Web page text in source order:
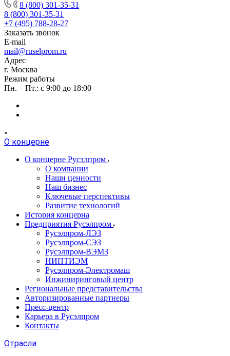
8 (800) 301-35-31
8 (800) 301-35-31
+7 (495) 788-28-27
Заказать звонок
E-mail
mail@ruselprom.ru
Адрес
г. Москва
Режим работы
Пн. – Пт.: с 9:00 до 18:00
О концерне
О концерне Русэлпром
О компании
Наши ценности
Наш бизнес
Ключевые перспективы
Развитие технологий
История концерна
Предприятия Русэлпром
Русэлпром-ЛЭЗ
Русэлпром-СЭЗ
Русэлпром-ВЭМЗ
НИПТИЭМ
Русэлпром-Электромаш
Инжиниринговый центр
Региональные представительства
Авторизированные партнеры
Пресс-центр
Карьера в Русэлпром
Контакты
Отрасли